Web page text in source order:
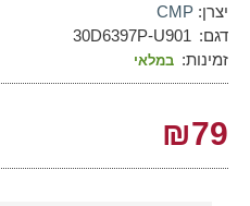
יצרן: CMP
דגם: 30D6397P-U901
זמינות: במלאי
₪79